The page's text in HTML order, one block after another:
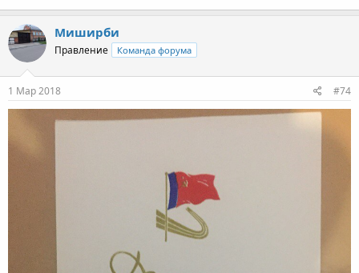
Миширби
Правление Команда форума
1 Мар 2018 #74